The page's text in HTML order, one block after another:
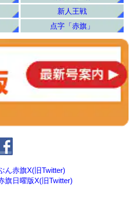
新人王戦
点字「赤旗」
ん赤旗X(旧Twitter)
旗日曜版X(旧Twitter)